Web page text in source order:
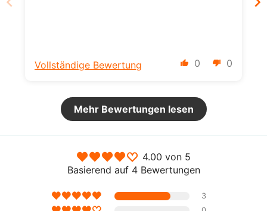
0 0
Vollständige Bewertung
Mehr Bewertungen lesen
4.00 von 5
Basierend auf 4 Bewertungen
3